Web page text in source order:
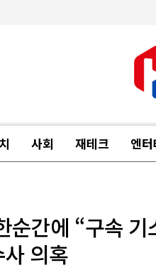
사회 재테크 엔
순간에 “구속
의혹